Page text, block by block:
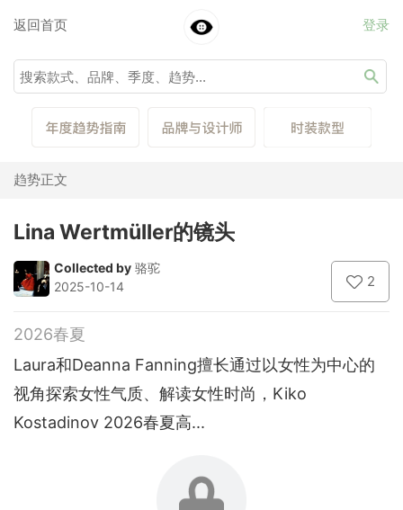
返回首页 登录
趋势正文
Lina Wertmüller的镜头
Collected by 骆驼
2025-10-14
2
2026春夏
Laura和Deanna Fanning擅长通过以女性为中心的
视角探索女性气质、解读女性时尚，Kiko
Kostadinov 2026春夏高...